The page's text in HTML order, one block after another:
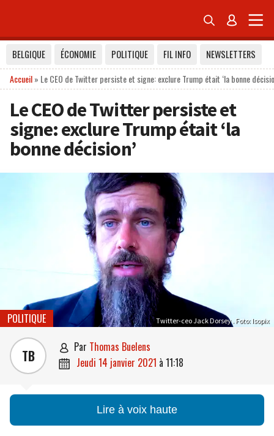
 
BELGIQUE ÉCONOMIE POLITIQUE FIL INFO
NEWSLETTERS
Accueil» Le CEO de Twitter persiste et signe: exclure Trump était ‘la bonne
Le CEO de Twitter persiste et
signe: exclure Trump était ‘la
bonne décision’
Twitter-ceo Jack Dorsey . Foto: Isopix
POLITIQUE
TB  par Thomas Buelens
 jeudi 14 janvier 2021 à 11:18
Lire à voix haute